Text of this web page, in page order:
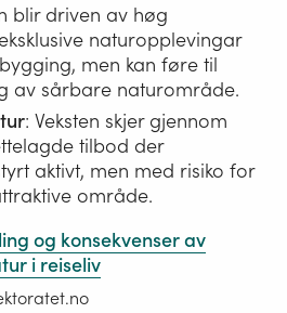
blir driven av høg
naturopplevingar
men kan føre til
av sårbare naturområde.
: Veksten skjer gjennom
tilbod der
aktivt, men med risiko for
område.
og konsekvenser av
i reiseliv